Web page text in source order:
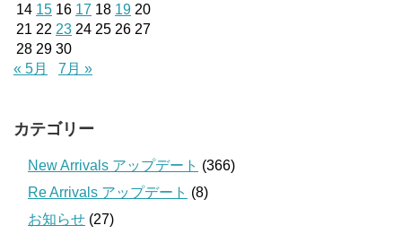
14 15 16 17 18 19 20
21 22 23 24 25 26 27
28 29 30
« 5月
7月 »
カテゴリー
New Arrivals アップデート (366)
Re Arrivals アップデート (8)
お知らせ (27)